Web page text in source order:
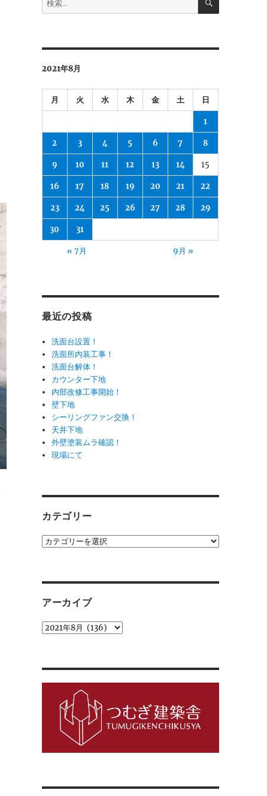
索:
2021年8月
月 火 水 木 金 土 日
1
2 3 4 5 6 7 8
9 10 11 12 13 14 15
16 17 18 19 20 21 22
23 24 25 26 27 28 29
30 31
« 7月 9月 »
最近の投稿
洗面台設置！
洗面所内装工事！
洗面台解体！
カウンター下地
内部改修工事開始！
壁下地
シーリングファン交換！
天井下地
外壁塗装ムラ確認！
現場にて
カテゴリー
カ
アーカイブ
ア